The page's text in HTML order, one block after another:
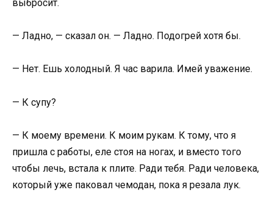
выбросит.
— Ладно, — сказал он. — Ладно. Подогрей хотя бы.
— Нет. Ешь холодный. Я час варила. Имей уважение.
— К супу?
— К моему времени. К моим рукам. К тому, что я
пришла с работы, еле стоя на ногах, и вместо того
чтобы лечь, встала к плите. Ради тебя. Ради человека,
который уже паковал чемодан, пока я резала лук.